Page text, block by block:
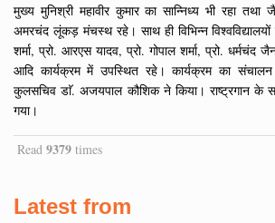
मुख्य मुनिश्री महावीर कुमार का सान्निध्य भी रहा तथा
अमरचंद लूंकड़ मंचस्थ रहे। साथ ही विभिन्न
शर्मा, प्रो. आरएस यादव, प्रो. गोपाल शर्मा, प्रो. धर्मचंद
आदि कार्यक्रम में उपस्थित रहे। कार्यक्रम का
कुलसचिव डाॅ. अजयपाल कौशिक ने किया। राष्ट्रगान के
गया।
Read 9379 times
Latest from